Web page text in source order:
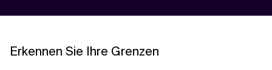
Erkennen Sie Ihre Grenzen